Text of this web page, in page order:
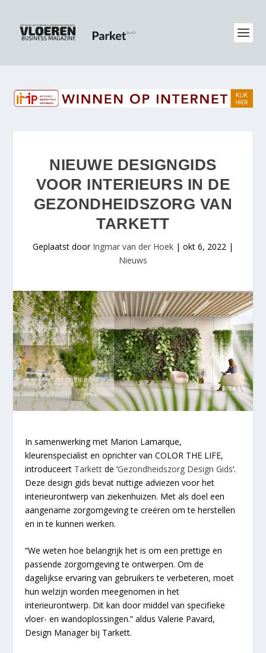
NIEUWE DESIGNGIDS
VOOR INTERIEURS IN DE
GEZONDHEIDSZORG VAN
TARKETT
Geplaatst door Ingmar van der Hoek | okt 6, 2022 |
Nieuws
In samenwerking met Marion Lamarque,
kleurenspecialist en oprichter van COLOR THE LIFE,
introduceert Tarkett de ‘Gezondheidszorg Design Gids‘.
Deze design gids bevat nuttige adviezen voor het
interieurontwerp van ziekenhuizen. Met als doel een
aangename zorgomgeving te creëren om te herstellen
en in te kunnen werken.
“We weten hoe belangrijk het is om een prettige en
passende zorgomgeving te ontwerpen. Om de
dagelijkse ervaring van gebruikers te verbeteren, moet
hun welzijn worden meegenomen in het
interieurontwerp. Dit kan door middel van specifieke
vloer- en wandoplossingen.” aldus Valerie Pavard,
Design Manager bij Tarkett.